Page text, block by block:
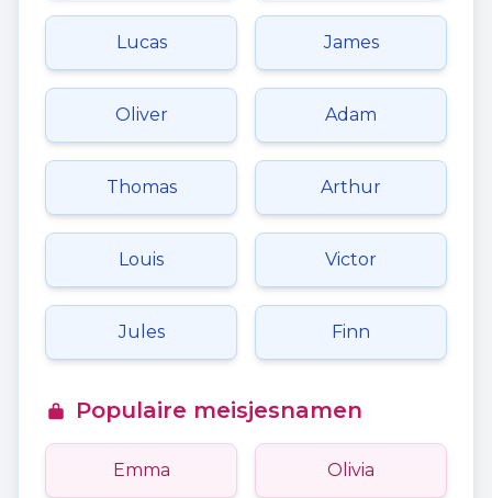
Lucas James
Oliver Adam
Thomas Arthur
Louis Victor
Jules Finn
Populaire meisjesnamen
Emma Olivia